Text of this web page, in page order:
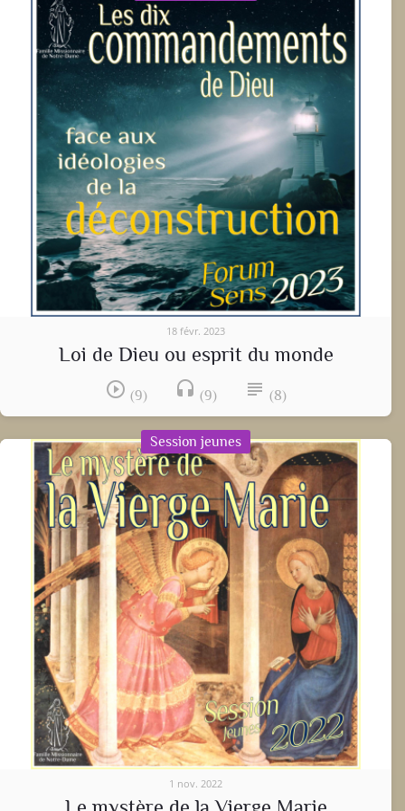
18 févr. 2023
Loi de Dieu ou esprit du monde
play_circle_outline (9) headset (9) subject (8)
Session jeunes
1 nov. 2022